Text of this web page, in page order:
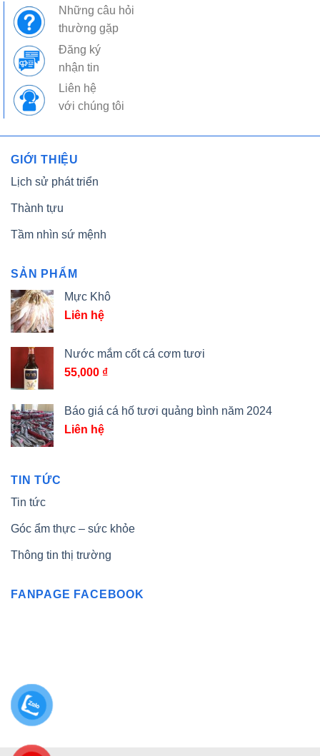
Những câu hỏi
thường gặp
Đăng ký
nhận tin
Liên hệ
với chúng tôi
GIỚI THIỆU
Lịch sử phát triển
Thành tựu
Tầm nhìn sứ mệnh
SẢN PHẨM
Mực Khô
Liên hệ
Nước mắm cốt cá cơm tươi
55,000 ₫
Báo giá cá hố tươi quảng bình năm 2024
Liên hệ
TIN TỨC
Tin tức
Góc ẩm thực – sức khỏe
Thông tin thị trường
FANPAGE FACEBOOK